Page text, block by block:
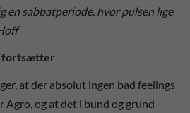
en sabbatperiode, hvor pulsen lige
fortsætter
at der absolut ingen bad feelings
Agro, og at det i bund og grund